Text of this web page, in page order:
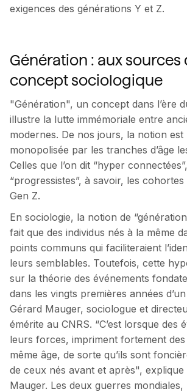
exigences des générations Y et Z.
Génération : aux sources
concept sociologique
"Génération", un concept dans l’ère
illustre la lutte immémoriale entre
modernes. De nos jours, la notion est
monopolisée par les tranches d’âge
Celles que l’on dit “hyper
“progressistes”, à savoir, les
Gen Z.
En sociologie, la notion de
fait que des individus nés à la même
points communs qui faciliteraient
leurs semblables. Toutefois, cette
sur la théorie des événements
dans les vingts premières années
Gérard Mauger, sociologue et
émérite au CNRS. “C’est lorsque des
leurs forces, impriment fortement des
même âge, de sorte qu’ils sont
de ceux nés avant et après", explique
Mauger. Les deux guerres mondiales,